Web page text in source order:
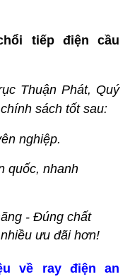
tiếp điện cầu
Thuận Phát, Quý
sách tốt sau:
nghiệp.
quốc, nhanh
- Đúng chất
ưu đãi hơn!
về ray điện an